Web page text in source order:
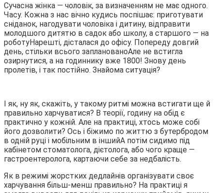
Сучасна жінка — чоловік, за визначенням не має одного.
Часу. Кожна з нас вічно кудись поспішає: приготувати
сніданок, нагодувати чоловіка і дитину, відправити
молодшого дитятю в садок або школу, а старшого — на
роботуНарешті, дісталася до офісу. Попереду довгий
день, стільки всього запланованоАле не встигла
озирнутися, а на годиннику вже 1800! Знову день
пролетів, і так постійно. Знайома ситуація?
І як, ну як, скажіть, у такому ритмі можна встигати ще й
правильно харчуватися? В теорії, годину на обід є
практично у кожній. Але на практиці, хтось може собі
його дозволити? Ось і біжимо по життю з бутербродом
в одній руці і мобільним в іншийА потім сидимо під
кабінетом стоматолога, дієтолога, або чого краще —
гастроентеролога, картаючи себе за недбалість.
Як в режимі жорстких дедлайнів організувати своє
харчування більш-менш правильно? На практиці я